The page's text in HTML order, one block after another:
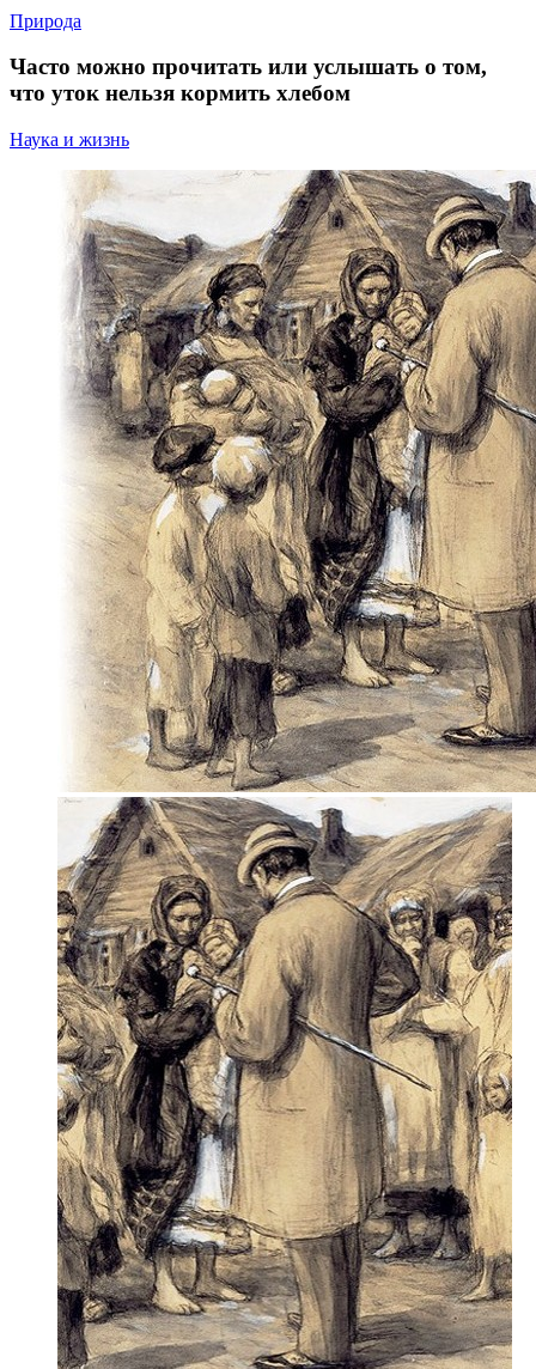
Природа
Часто можно прочитать или услышать о том,
что уток нельзя кормить хлебом
Наука и жизнь